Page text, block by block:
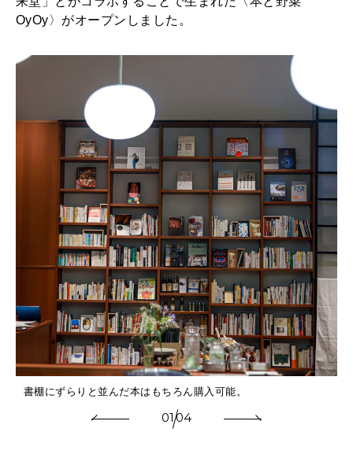
2026年1月号「猫がいれば、幸せ」
OyOy〉がオープンしました。
書棚にずらりと並んだ本はもちろん購入可能。
0104